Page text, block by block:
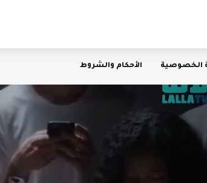
الخصوصية الأحكام والشروط